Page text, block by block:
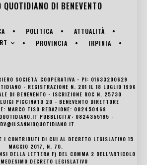
QUOTIDIANO DI BENEVENTO
POLITICA
ATTUALITÀ
PROVINCIA
IRPINIA
SOCIETA' COOPERATIVA - PI: 01633200629
- REGISTRAZIONE N. 201 IL 18 LUGLIO 1996
DI BENEVENTO - ISCRIZIONE ROC N. 25730
PICCINATO 20 - BENEVENTO DIRETTORE
MARCO TISO REDAZIONE: 082450469
PUBBLICITA': 0824355185 -
I CONTRIBUTI DI CUI AL DECRETO LEGISLATIVO 15
MAGGIO 2017, N. 70.
DELLA LETTERA F) DEL COMMA 2 DELL’ARTICOLO
DECRETO LEGISLATIVO